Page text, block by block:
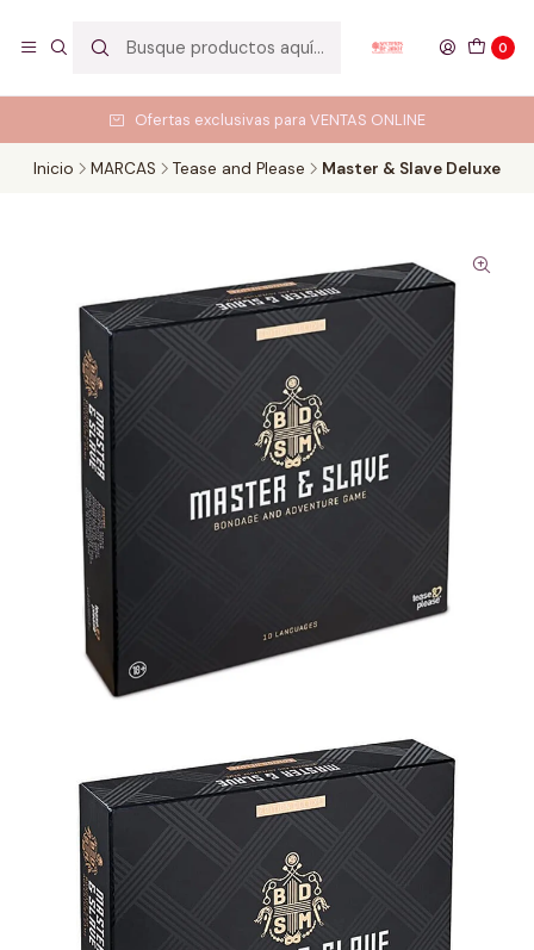
0
Ofertas exclusivas para VENTAS ONLINE
Inicio MARCAS Tease and Please Master & Slave Deluxe